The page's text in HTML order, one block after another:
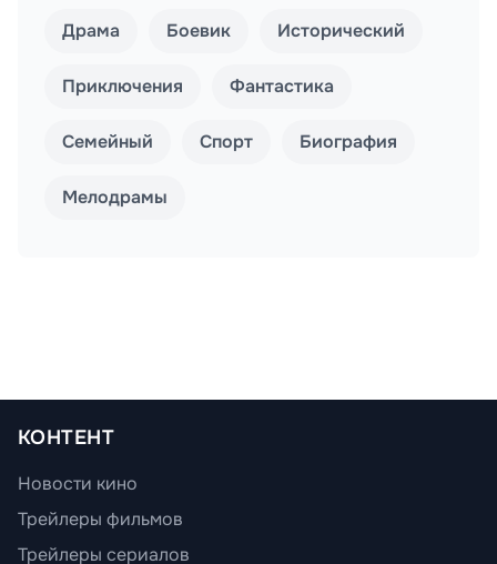
Драма Боевик Исторический
Приключения Фантастика
Семейный Спорт Биография
Мелодрамы
КОНТЕНТ
Новости кино
Трейлеры фильмов
Трейлеры сериалов